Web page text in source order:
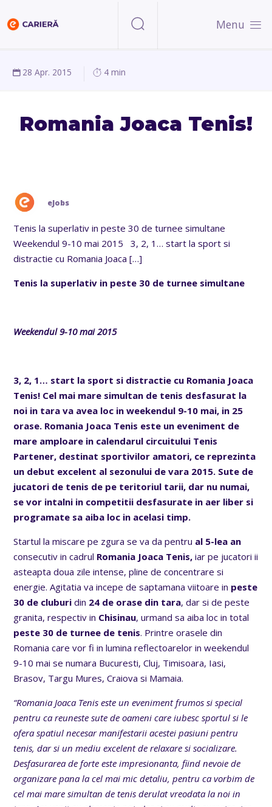
Menu
28 Apr. 2015 4 min
Romania Joaca Tenis!
eJobs
Tenis la superlativ in peste 30 de turnee simultane
Weekendul 9-10 mai 2015 3, 2, 1… start la sport si
distractie cu Romania Joaca […]
Tenis la superlativ in peste 30 de turnee simultane
Weekendul 9-10 mai 2015
3, 2, 1… start la sport si distractie cu Romania Joaca
Tenis! Cel mai mare simultan de tenis desfasurat la
noi in tara va avea loc in weekendul 9-10 mai, in 25
orase. Romania Joaca Tenis este un eveniment de
mare amploare in calendarul circuitului Tenis
Partener, destinat sportivilor amatori, ce reprezinta
un debut excelent al sezonului de vara 2015. Sute de
jucatori de tenis de pe teritoriul tarii, dar nu numai,
se vor intalni in competitii desfasurate in aer liber si
programate sa aiba loc in acelasi timp.
Startul la miscare pe zgura se va da pentru al 5-lea an
consecutiv in cadrul Romania Joaca Tenis,iar pe jucatori ii
asteapta doua zile intense, pline de concentrare si
energie. Agitatia va incepe de saptamana viitoare in peste
30 de cluburidin 24 de orase din tara, dar si de peste
granita, respectiv in Chisinau, urmand sa aiba loc in total
peste 30 de turnee de tenis. Printre orasele din
Romania care vor fi in lumina reflectoarelor in weekendul
9-10 mai se numara Bucuresti, Cluj, Timisoara, Iasi,
Brasov, Targu Mures, Craiova si Mamaia.
“Romania Joaca Tenis este un eveniment frumos si special
pentru ca reuneste sute de oameni care iubesc sportul si le
ofera spatiul necesar manifestarii acestei pasiuni pentru
tenis, dar si un mediu excelent de relaxare si socializare.
Desfasurarea de forte este impresionanta, fiind nevoie de
organizare pana la cel mai mic detaliu, pentru ca vorbim de
cel mai mare simultan de tenis derulat vreodata la noi in